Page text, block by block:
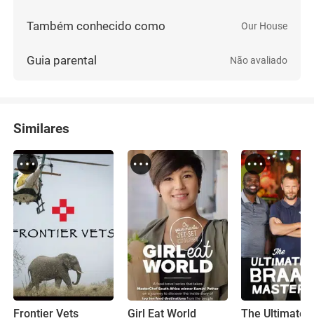
Também conhecido como Our House
Guia parental Não avaliado
Similares
Frontier Vets Girl Eat World